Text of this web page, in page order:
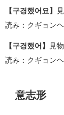
【구경했어요】
読み：クギョン
【구경했어】 見
読み：クギョン
意志形